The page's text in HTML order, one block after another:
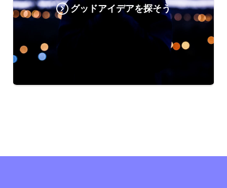
グッドアイデアを探そう